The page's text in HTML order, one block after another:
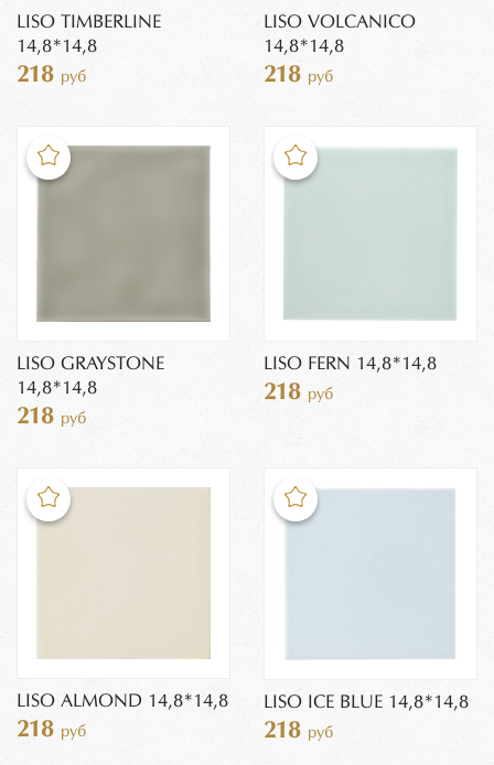
LISO TIMBERLINE
14,8*14,8
218 руб
LISO VOLCANICO
14,8*14,8
218 руб
LISO GRAYSTONE
14,8*14,8
218 руб
LISO FERN 14,8*14,8
218 руб
LISO ALMOND 14,8*14,8
218 руб
LISO ICE BLUE 14,8*14,8
218 руб